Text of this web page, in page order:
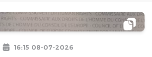
16:15 08-07-2026